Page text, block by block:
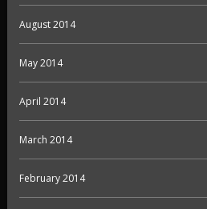
August 2014
May 2014
April 2014
March 2014
February 2014